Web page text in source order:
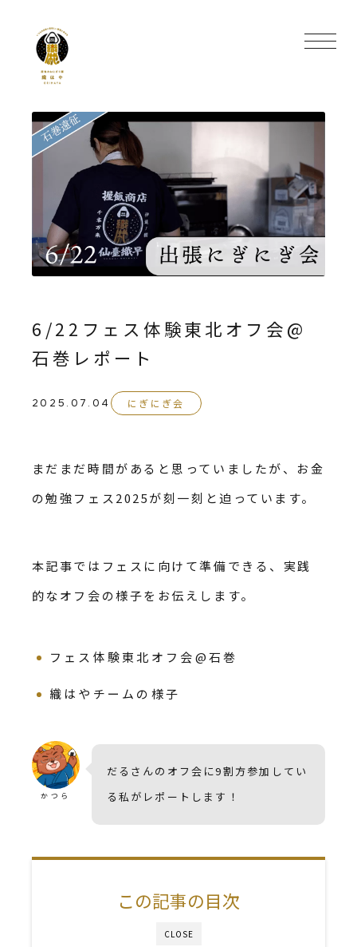
6/22フェス体験東北オフ会@
石巻レポート
2025.07.04 にぎにぎ会
まだまだ時間があると思っていましたが、お金
の勉強フェス2025が刻一刻と迫っています。
本記事ではフェスに向けて準備できる、実践
的なオフ会の様子をお伝えします。
フェス体験東北オフ会@石巻
織はやチームの様子
かつら
だるさんのオフ会に9割方参加してい
る私がレポートします！
CLOSE
この記事の目次